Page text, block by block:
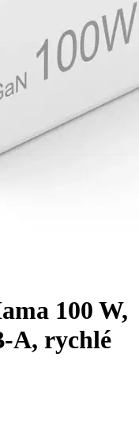
100 W,
A, rychlé